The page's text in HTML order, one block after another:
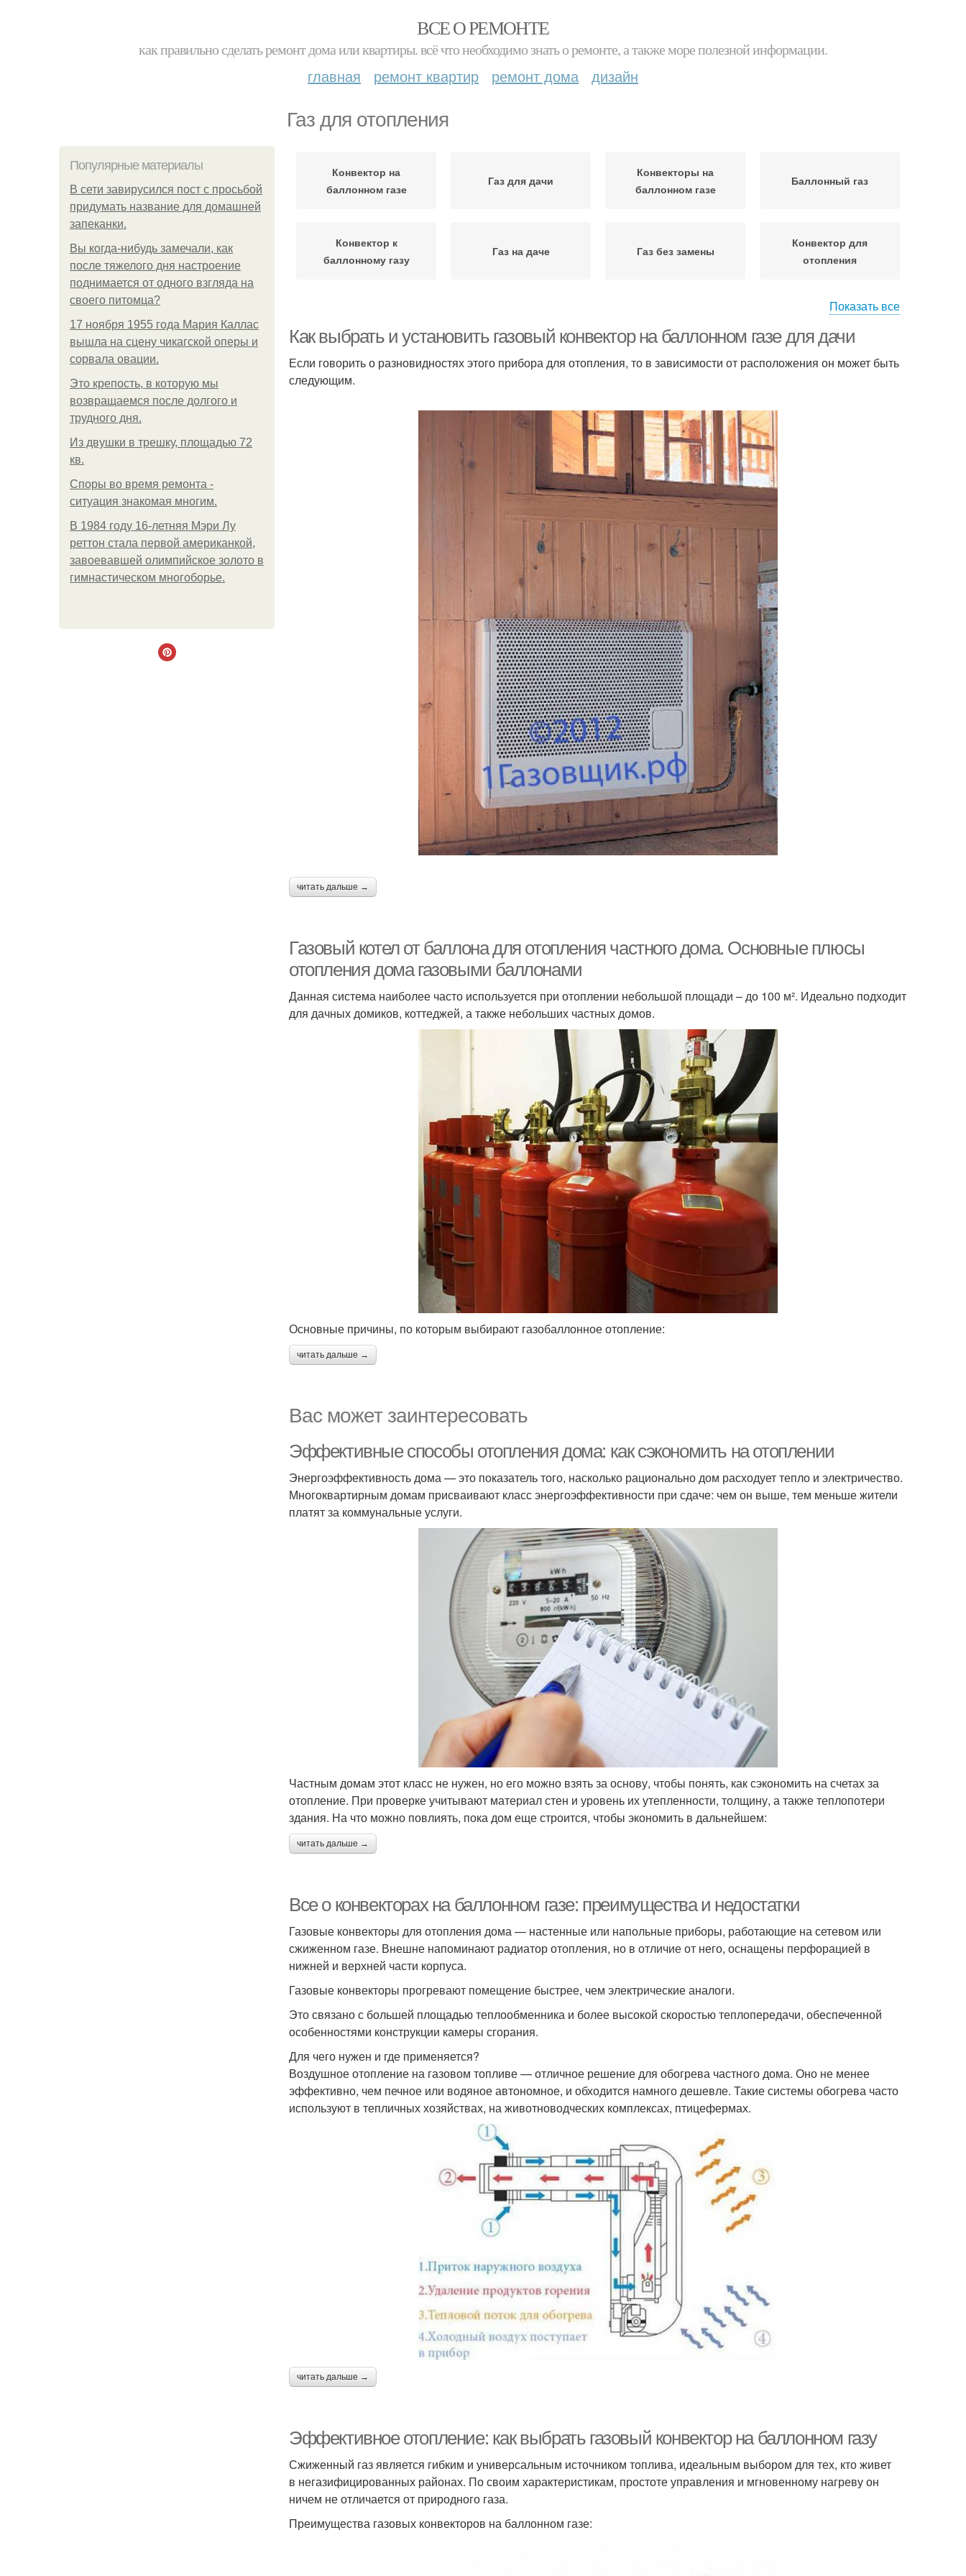
ВСЕ О РЕМОНТЕ
как правильно сделать ремонт дома или квартиры. всё что необходимо знать о ремонте, а также море полезной информации.
главная ремонт квартир ремонт дома дизайн
Газ для отопления
Популярные материалы
В сети завирусился пост с просьбой
придумать название для домашней
запеканки.
Вы когда-нибудь замечали, как
после тяжелого дня настроение
поднимается от одного взгляда на
своего питомца?
17 ноября 1955 года Мария Каллас
вышла на сцену чикагской оперы и
сорвала овации.
Это крепость, в которую мы
возвращаемся после долгого и
трудного дня.
Из двушки в трешку, площадью 72
кв.
Споры во время ремонта -
ситуация знакомая многим.
В 1984 году 16-летняя Мэри Лу
реттон стала первой американкой,
завоевавшей олимпийское золото в
гимнастическом многоборье.
Конвектор на
баллонном газе
Газ для дачи
Конвекторы на
баллонном газе
Баллонный газ
Конвектор к
баллонному газу
Газ на даче Газ без замены
Конвектор для
отопления
Показать все
Как выбрать и установить газовый конвектор на баллонном газе для дачи
Если говорить о разновидностях этого прибора для отопления, то в зависимости от расположения он может быть
следующим.
читать дальше →
Газовый котел от баллона для отопления частного дома. Основные плюсы
отопления дома газовыми баллонами
Данная система наиболее часто используется при отоплении небольшой площади – до 100 м². Идеально подходит
для дачных домиков, коттеджей, а также небольших частных домов.
Основные причины, по которым выбирают газобаллонное отопление:
читать дальше →
Вас может заинтересовать
Эффективные способы отопления дома: как сэкономить на отоплении
Энергоэффективность дома — это показатель того, насколько рационально дом расходует тепло и электричество.
Многоквартирным домам присваивают класс энергоэффективности при сдаче: чем он выше, тем меньше жители
платят за коммунальные услуги.
Частным домам этот класс не нужен, но его можно взять за основу, чтобы понять, как сэкономить на счетах за
отопление. При проверке учитывают материал стен и уровень их утепленности, толщину, а также теплопотери
здания. На что можно повлиять, пока дом еще строится, чтобы экономить в дальнейшем:
читать дальше →
Все о конвекторах на баллонном газе: преимущества и недостатки
Газовые конвекторы для отопления дома — настенные или напольные приборы, работающие на сетевом или
сжиженном газе. Внешне напоминают радиатор отопления, но в отличие от него, оснащены перфорацией в
нижней и верхней части корпуса.
Газовые конвекторы прогревают помещение быстрее, чем электрические аналоги.
Это связано с большей площадью теплообменника и более высокой скоростью теплопередачи, обеспеченной
особенностями конструкции камеры сгорания.
Для чего нужен и где применяется?
Воздушное отопление на газовом топливе — отличное решение для обогрева частного дома. Оно не менее
эффективно, чем печное или водяное автономное, и обходится намного дешевле. Такие системы обогрева часто
используют в тепличных хозяйствах, на животноводческих комплексах, птицефермах.
читать дальше →
Эффективное отопление: как выбрать газовый конвектор на баллонном газу
Сжиженный газ является гибким и универсальным источником топлива, идеальным выбором для тех, кто живет
в негазифицированных районах. По своим характеристикам, простоте управления и мгновенному нагреву он
ничем не отличается от природного газа.
Преимущества газовых конвекторов на баллонном газе: